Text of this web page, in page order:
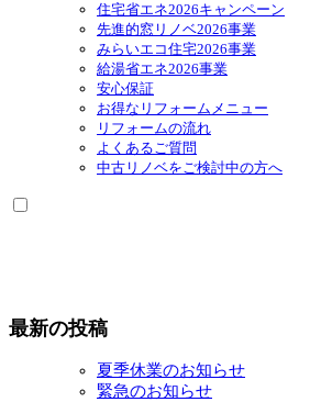
住宅省エネ2026キャンペーン
先進的窓リノベ2026事業
みらいエコ住宅2026事業
給湯省エネ2026事業
安心保証
お得なリフォームメニュー
リフォームの流れ
よくあるご質問
中古リノベをご検討中の方へ
最新の投稿
夏季休業のお知らせ
緊急のお知らせ